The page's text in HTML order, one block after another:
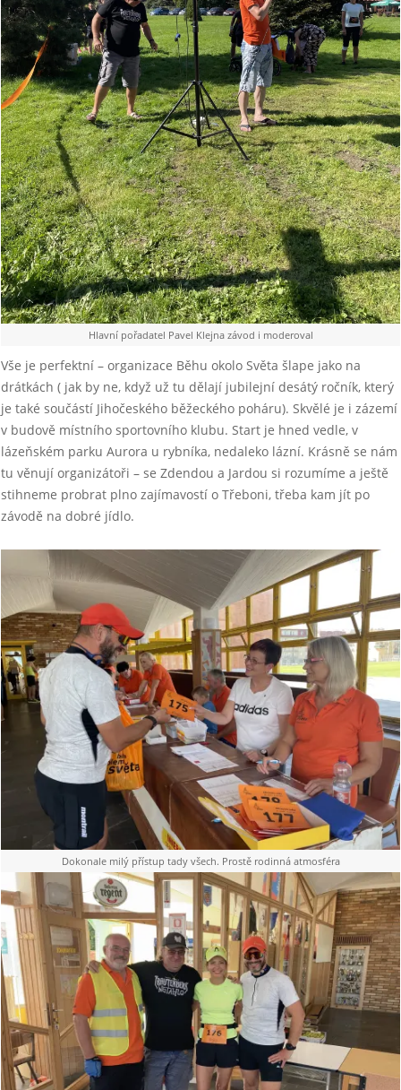
Hlavní pořadatel Pavel Klejna závod i moderoval
Vše je perfektní – organizace Běhu okolo Světa šlape jako na
drátkách ( jak by ne, když už tu dělají jubilejní desátý ročník, který
je také součástí Jihočeského běžeckého poháru). Skvělé je i zázemí
v budově místního sportovního klubu. Start je hned vedle, v
lázeňském parku Aurora u rybníka, nedaleko lázní. Krásně se nám
tu věnují organizátoři – se Zdendou a Jardou si rozumíme a ještě
stihneme probrat plno zajímavostí o Třeboni, třeba kam jít po
závodě na dobré jídlo.
Dokonale milý přístup tady všech. Prostě rodinná atmosféra